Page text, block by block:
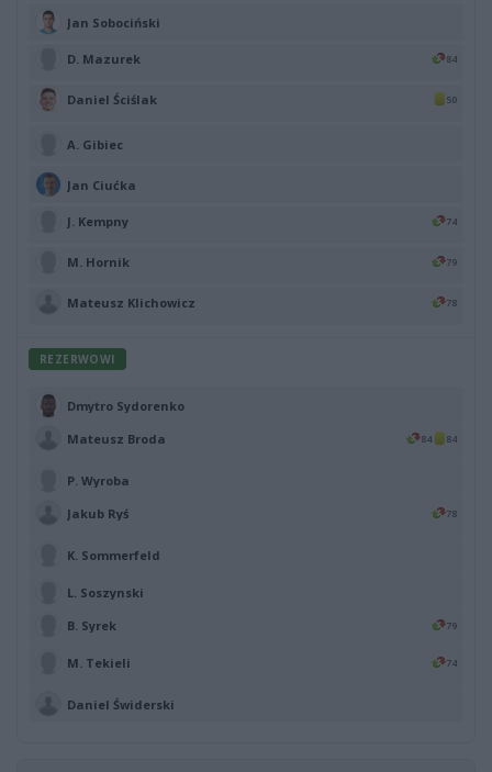
Jan Sobociński
D. Mazurek 84
Daniel Ściślak 50
A. Gibiec
Jan Ciućka
J. Kempny 74
M. Hornik 79
Mateusz Klichowicz 78
REZERWOWI
Dmytro Sydorenko
Mateusz Broda 84 84
P. Wyroba
Jakub Ryś 78
K. Sommerfeld
L. Soszynski
B. Syrek 79
M. Tekieli 74
Daniel Świderski